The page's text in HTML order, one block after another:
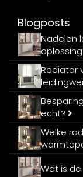
Blogposts
Nadelen
oplossing
Radiator
echt?
Welke
Wat is